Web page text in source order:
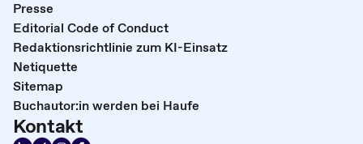
Presse
Editorial Code of Conduct
Redaktionsrichtlinie zum KI-Einsatz
Netiquette
Sitemap
Buchautor:in werden bei Haufe
Kontakt